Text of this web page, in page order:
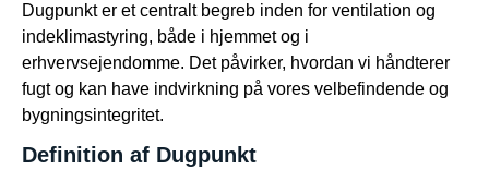
Dugpunkt er et centralt begreb inden for ventilation og
indeklimastyring, både i hjemmet og i
erhvervsejendomme. Det påvirker, hvordan vi håndterer
fugt og kan have indvirkning på vores velbefindende og
bygningsintegritet.
Definition af Dugpunkt